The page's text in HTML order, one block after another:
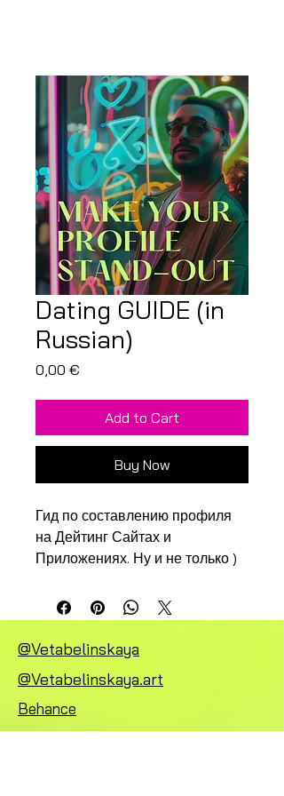
Dating GUIDE (in
Russian)
0,00 €
Add to Cart
Buy Now
Гид по составлению профиля
на Дейтинг Сайтах и
Приложениях. Ну и не только )
@Vetabelinskaya
@Vetabelinskaya.art
Behance